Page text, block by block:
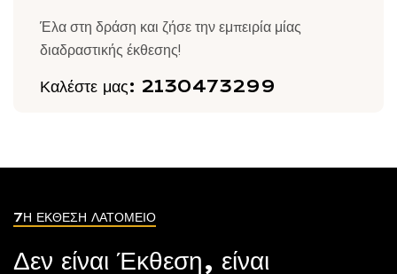
Έλα στη δράση και ζήσε την εμπειρία μίας
διαδραστικής έκθεσης!
Καλέστε μας: 2130473299
7Η ΈΚΘΕΣΗ ΛΑΤΟΜΕΙΟ
Δεν είναι Έκθεση, είναι